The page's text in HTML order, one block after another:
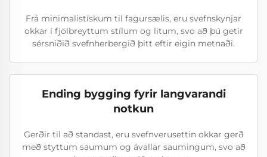
Frá minimalistískum til fagursælis, eru svefnskynjar
okkar í fjölbreyttum stílum og litum, svo að þú getir
sérsniðið svefnherbergið þitt eftir eigin metnaði.
Ending bygging fyrir langvarandi
notkun
Gerðir til að standast, eru svefnverusettin okkar gerð
með styttum saumum og ávallar saumingum, svo að